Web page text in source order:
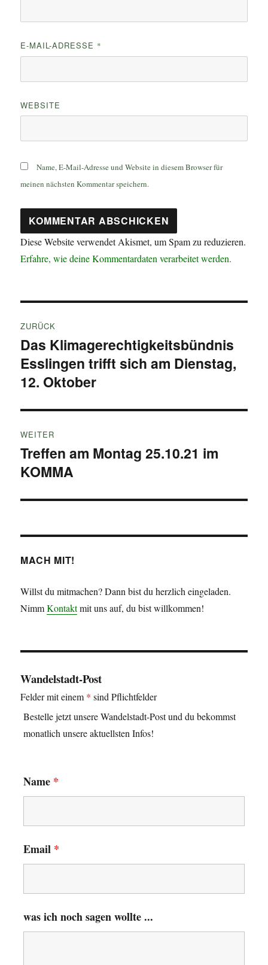
E-MAIL-ADRESSE *
WEBSITE
Name, E-Mail-Adresse und Website in diesem Browser für
meinen nächsten Kommentar speichern.
Diese Website verwendet Akismet, um Spam zu reduzieren.
Erfahre, wie deine Kommentardaten verarbeitet werden.
ZURÜCK
Vorheriger
Beitrag:
Das Klimagerechtigkeitsbündnis
Esslingen trifft sich am Dienstag,
12. Oktober
WEITER
Nächster
Beitrag:
Treffen am Montag 25.10.21 im
KOMMA
MACH MIT!
Willst du mitmachen? Dann bist du herzlich eingeladen.
NimmKontaktmit uns auf, du bist willkommen!
Wandelstadt-Post
Felder mit einem * sind Pflichtfelder
Bestelle jetzt unsere Wandelstadt-Post und du bekommst
monatlich unsere aktuellsten Infos!
Name *
Email *
was ich noch sagen wollte ...